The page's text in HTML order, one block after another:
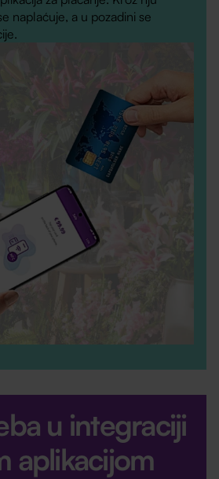
naplaćuje, a u pozadini se
u integraciji
aplikacijom